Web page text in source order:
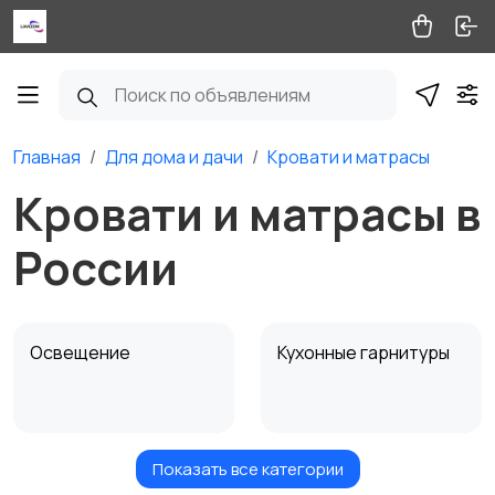
Главная Для дома и дачи Кровати и матрасы
Кровати и матрасы в
России
Освещение Кухонные гарнитуры
Кровати и матрасы Диваны и кресла
Показать все категории